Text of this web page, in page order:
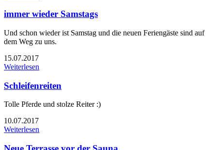
immer wieder Samstags
Und schon wieder ist Samstag und die neuen Feriengäste sind auf
dem Weg zu uns.
15.07.2017
Weiterlesen
Schleifenreiten
Tolle Pferde und stolze Reiter :)
10.07.2017
Weiterlesen